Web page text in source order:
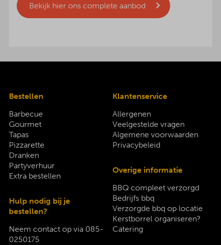
Bekijk hier ons complete aanbod
Bestellen
Barbecue
Gourmet
Tapas
Pizzarette
Dranken
Partyverhuur
Extra bestellen
Hulp nodig bij je
bestellen?
Neem contact op via 085-
0250175
Klantenservice
Allergenen
Veelgestelde vragen
Algemene voorwaarden
Privacybeleid
Overige informatie
BBQ compleet verzorgd
Bedrijfs bbq
Verzorgde bbq op locatie
Kerstborrel organiseren?
Catering